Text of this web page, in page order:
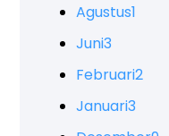
Agustus1
Juni3
Februari2
Januari3